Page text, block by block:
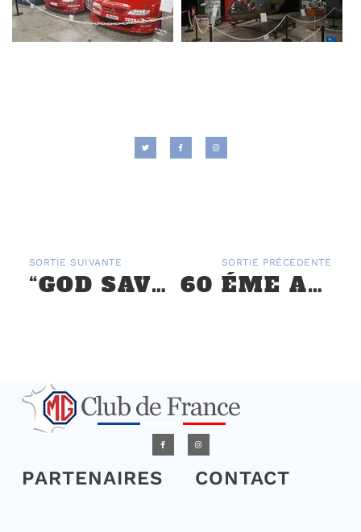
SORTIE SUIVANTE
“GOD SAVE THE CAR & MOTORCYCLE” À MONTLHÉRY – SAMEDI 24 MARS 2018
SORTIE PRÉCÉDENTE
60 ÉME ANNIVERSAIRE MGB
PARTENAIRES CONTACT